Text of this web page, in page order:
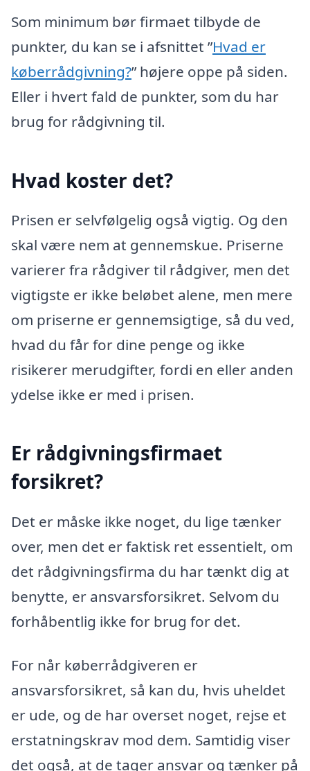
Som minimum bør firmaet tilbyde de
punkter, du kan se i afsnittet ”Hvad er
køberrådgivning?” højere oppe på siden.
Eller i hvert fald de punkter, som du har
brug for rådgivning til.
Hvad koster det?
Prisen er selvfølgelig også vigtig. Og den
skal være nem at gennemskue. Priserne
varierer fra rådgiver til rådgiver, men det
vigtigste er ikke beløbet alene, men mere
om priserne er gennemsigtige, så du ved,
hvad du får for dine penge og ikke
risikerer merudgifter, fordi en eller anden
ydelse ikke er med i prisen.
Er rådgivningsfirmaet
forsikret?
Det er måske ikke noget, du lige tænker
over, men det er faktisk ret essentielt, om
det rådgivningsfirma du har tænkt dig at
benytte, er ansvarsforsikret. Selvom du
forhåbentlig ikke for brug for det.
For når køberrådgiveren er
ansvarsforsikret, så kan du, hvis uheldet
er ude, og de har overset noget, rejse et
erstatningskrav mod dem. Samtidig viser
det også, at de tager ansvar og tænker på